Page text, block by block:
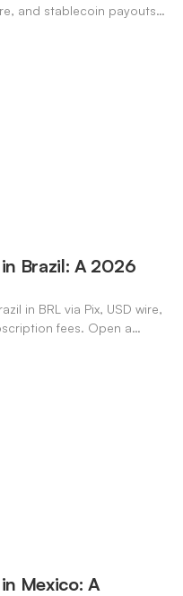
and stablecoin payouts.
Brazil: A 2026
in BRL via Pix, USD wire,
fees. Open a
Mexico: A